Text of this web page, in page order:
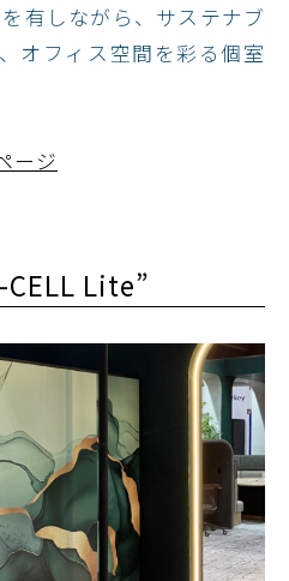
有しながら、サステナブ
オフィス空間を彩る個室
ージ
CELL Lite”